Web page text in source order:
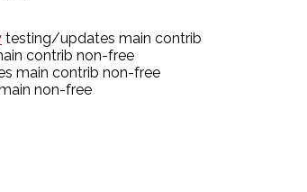
testing/updates main contrib
contrib non-free
main contrib non-free
non-free